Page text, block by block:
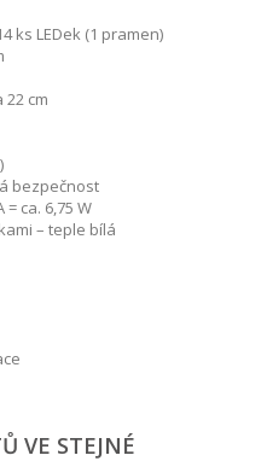
ks LEDek (1 pramen)
22 cm
bezpečnost
ca. 6,75 W
– teple bílá
VE STEJNÉ